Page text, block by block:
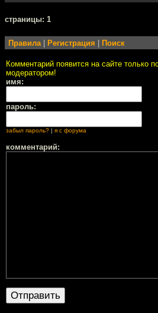
cтраницы: 1
Правила| Регистрация Поиск
Комментарий появится на сайте только
модератором!
имя:
пароль:
забыл пароль? я с форума
комментарий: